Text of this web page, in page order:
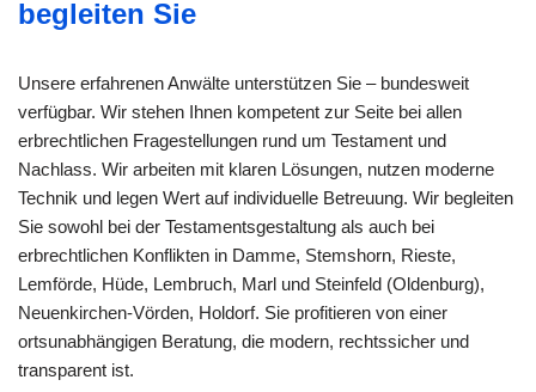
begleiten Sie
Unsere erfahrenen Anwälte unterstützen Sie – bundesweit
verfügbar. Wir stehen Ihnen kompetent zur Seite bei allen
erbrechtlichen Fragestellungen rund um Testament und
Nachlass. Wir arbeiten mit klaren Lösungen, nutzen moderne
Technik und legen Wert auf individuelle Betreuung. Wir begleiten
Sie sowohl bei der Testamentsgestaltung als auch bei
erbrechtlichen Konflikten in Damme, Stemshorn, Rieste,
Lemförde, Hüde, Lembruch, Marl und Steinfeld (Oldenburg),
Neuenkirchen-Vörden, Holdorf. Sie profitieren von einer
ortsunabhängigen Beratung, die modern, rechtssicher und
transparent ist.